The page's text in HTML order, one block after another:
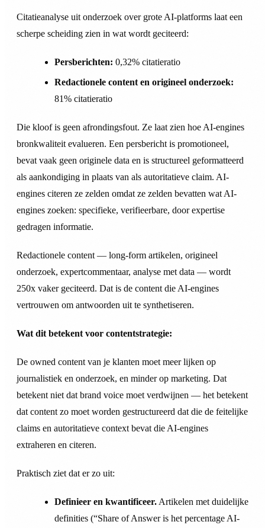
Citatieanalyse uit onderzoek over grote AI-platforms laat een
scherpe scheiding zien in wat wordt geciteerd:
Persberichten: 0,32% citatieratio
Redactionele content en origineel onderzoek:
81% citatieratio
Die kloof is geen afrondingsfout. Ze laat zien hoe AI-engines
bronkwaliteit evalueren. Een persbericht is promotioneel,
bevat vaak geen originele data en is structureel geformatteerd
als aankondiging in plaats van als autoritatieve claim. AI-
engines citeren ze zelden omdat ze zelden bevatten wat AI-
engines zoeken: specifieke, verifieerbare, door expertise
gedragen informatie.
Redactionele content — long-form artikelen, origineel
onderzoek, expertcommentaar, analyse met data — wordt
250x vaker geciteerd. Dat is de content die AI-engines
vertrouwen om antwoorden uit te synthetiseren.
Wat dit betekent voor contentstrategie:
De owned content van je klanten moet meer lijken op
journalistiek en onderzoek, en minder op marketing. Dat
betekent niet dat brand voice moet verdwijnen — het betekent
dat content zo moet worden gestructureerd dat die de feitelijke
claims en autoritatieve context bevat die AI-engines
extraheren en citeren.
Praktisch ziet dat er zo uit:
Definieer en kwantificeer. Artikelen met duidelijke
definities (“Share of Answer is het percentage AI-